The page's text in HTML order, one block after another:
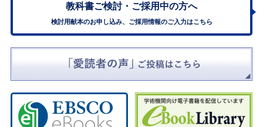
教科書ご検討・ ご採用中の方へ
検討用献本のお申し込み、ご採用情報のご入力はこちら